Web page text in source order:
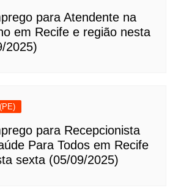
para Atendente na
em Recife e região nesta
2025)
para Recepcionista
Para Todos em Recife
sexta (05/09/2025)